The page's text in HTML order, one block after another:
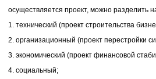
осуществляется проект, можно разделить
1. технический (проект строительства
2. организационный (проект перестройки
3. экономический (проект финансовой
4. социальный;